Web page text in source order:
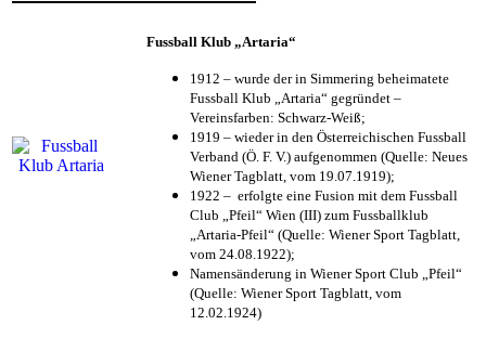
Fussball Klub „Artaria“
1912 – wurde der in Simmering beheimatete
Fussball Klub „Artaria“ gegründet –
Vereinsfarben: Schwarz-Weiß;
1919 – wieder in den Österreichischen Fussball
Verband (Ö. F. V.) aufgenommen (Quelle: Neues
Wiener Tagblatt, vom 19.07.1919);
1922 – erfolgte eine Fusion mit dem Fussball
Club „Pfeil“ Wien (III) zum Fussballklub
„Artaria-Pfeil“ (Quelle: Wiener Sport Tagblatt,
vom 24.08.1922);
Namensänderung in Wiener Sport Club „Pfeil“
(Quelle: Wiener Sport Tagblatt, vom
12.02.1924)